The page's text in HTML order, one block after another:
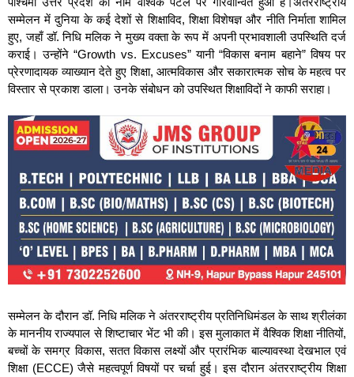
सम्मेलन में दुनिया के कई देशों से शिक्षाविद, शिक्षा विशेषज्ञ और नीति निर्माता शामिल
हुए, जहाँ डॉ. निधि मलिक ने मुख्य वक्ता के रूप में अपनी प्रभावशाली उपस्थिति दर्ज
कराई। उन्होंने “Growth vs. Excuses” यानी “विकास बनाम बहाने” विषय पर
प्रेरणादायक व्याख्यान देते हुए शिक्षा, आत्मविकास और सकारात्मक सोच के महत्व पर
विस्तार से प्रकाश डाला। उनके संबोधन को उपस्थित शिक्षाविदों ने काफी सराहा।
सम्मेलन के दौरान डॉ. निधि मलिक ने अंतरराष्ट्रीय प्रतिनिधिमंडल के साथ श्रीलंका
के माननीय राज्यपाल से शिष्टाचार भेंट भी की। इस मुलाकात में वैश्विक शिक्षा नीतियों,
बच्चों के समग्र विकास, सतत विकास लक्ष्यों और प्रारंभिक बाल्यावस्था देखभाल एवं
शिक्षा (ECCE) जैसे महत्वपूर्ण विषयों पर चर्चा हुई। इस दौरान अंतरराष्ट्रीय शिक्षा